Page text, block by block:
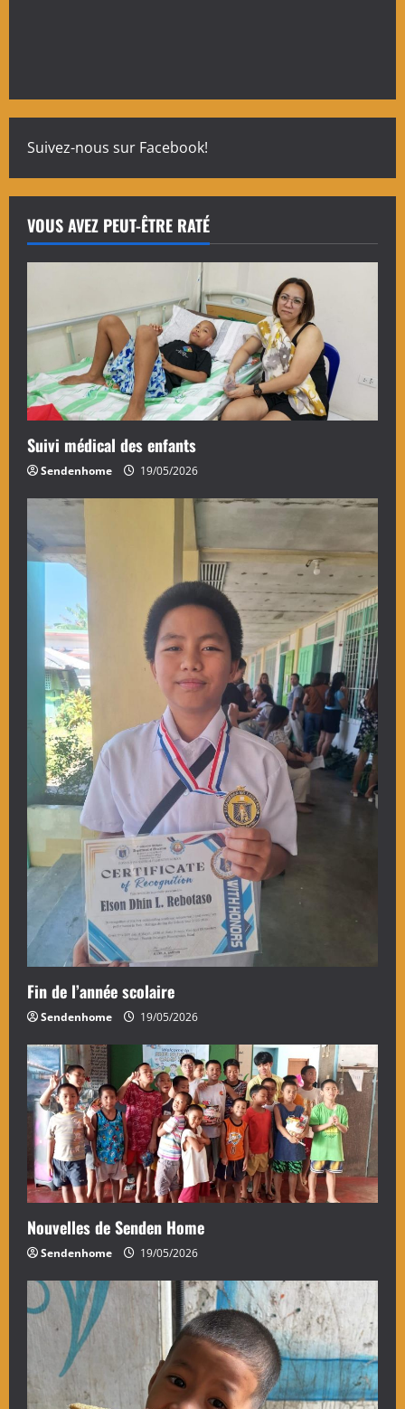
Suivez-nous sur Facebook!
VOUS AVEZ PEUT-ÊTRE RATÉ
Suivi médical des enfants
Sendenhome 19/05/2026
Fin de l’année scolaire
Sendenhome 19/05/2026
Nouvelles de Senden Home
Sendenhome 19/05/2026